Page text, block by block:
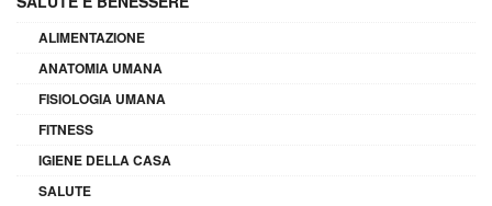
ALIMENTAZIONE
ANATOMIA UMANA
FISIOLOGIA UMANA
FITNESS
IGIENE DELLA CASA
SALUTE